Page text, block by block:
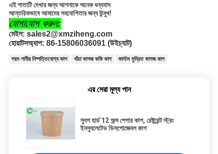
এই পাতাটি দেখার জন্য আপনাকে অনেক ধন্যবাদ
আন্তরিকভাবে আমাদের সহযোগিতার জন্য উন্মুখ!
যোগাযোগ করুন:
মেইল: sales2@xmziheng.com
হোয়াটসঅ্যাপ: 86-15806036091 (উইচ্যাট)
গরম পানীয় নিষ্পত্তিযোগ্য কাপ খাঁচা কাগজ কফি কাপ কাস্টম মুদ্রিত কাগজ কাপ
এর সেরা মূল্য পান
স্যুপ হার্ড 12 অন্স পেপার কাপ, রেষ্টুরেন্ট স্ট্রং
ইনস্যুলেটেড ডিসপোজেবল কাপ